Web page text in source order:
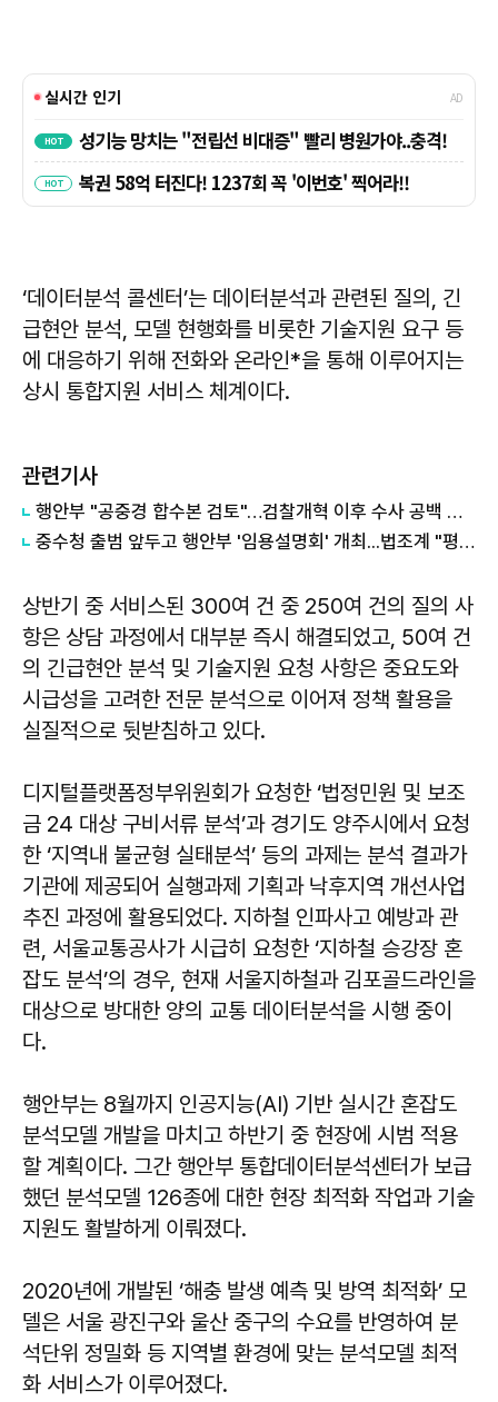
‘데이터분석 콜센터’는 데이터분석과 관련된 질의, 긴
급현안 분석, 모델 현행화를 비롯한 기술지원 요구 등
에 대응하기 위해 전화와 온라인*을 통해 이루어지는
상시 통합지원 서비스 체계이다.
관련기사
행안부 "공중경 합수본 검토"…검찰개혁 이후 수사 공백 대응 나서
중수청 출범 앞두고 행안부 '임용설명회' 개최...법조계 "평검사들 전혀 관심 없어"
상반기 중 서비스된 300여 건 중 250여 건의 질의 사
항은 상담 과정에서 대부분 즉시 해결되었고, 50여 건
의 긴급현안 분석 및 기술지원 요청 사항은 중요도와
시급성을 고려한 전문 분석으로 이어져 정책 활용을
실질적으로 뒷받침하고 있다.
디지털플랫폼정부위원회가 요청한 ‘법정민원 및 보조
금 24 대상 구비서류 분석’과 경기도 양주시에서 요청
한 ‘지역내 불균형 실태분석’ 등의 과제는 분석 결과가
기관에 제공되어 실행과제 기획과 낙후지역 개선사업
추진 과정에 활용되었다. 지하철 인파사고 예방과 관
련, 서울교통공사가 시급히 요청한 ‘지하철 승강장 혼
잡도 분석’의 경우, 현재 서울지하철과 김포골드라인을
대상으로 방대한 양의 교통 데이터분석을 시행 중이
다.
행안부는 8월까지 인공지능(AI) 기반 실시간 혼잡도
분석모델 개발을 마치고 하반기 중 현장에 시범 적용
할 계획이다. 그간 행안부 통합데이터분석센터가 보급
했던 분석모델 126종에 대한 현장 최적화 작업과 기술
지원도 활발하게 이뤄졌다.
2020년에 개발된 ‘해충 발생 예측 및 방역 최적화’ 모
델은 서울 광진구와 울산 중구의 수요를 반영하여 분
석단위 정밀화 등 지역별 환경에 맞는 분석모델 최적
화 서비스가 이루어졌다.